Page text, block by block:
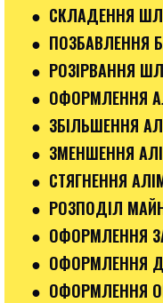
● СКЛАДЕННЯ
● ПОЗБАВЛЕННЯ
● РОЗІРВАННЯ
● ОФОРМЛЕННЯ
● ЗБІЛЬШЕННЯ
● ЗМЕНШЕННЯ
● СТЯГНЕННЯ
● РОЗПОДІЛ
● ОФОРМЛЕННЯ
● ОФОРМЛЕННЯ
● ОФОРМЛЕННЯ